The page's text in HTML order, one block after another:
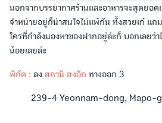
นอกจากบรรยากาศร้านและอาหารจะสุดยอด
จำหน่ายอยู่ก็น่าสนใจไม่แพ้กัน ทั้งสวยเก๋ แถ
ใครที่กำลังมองหาของฝากอยู่ล่ะก็ บอกเลยว่
น้อยเลยล่ะ
พิกัด : ลง สถานี ฮงอิก ทางออก 3
239-4 Yeonnam-dong, Mapo-gu,